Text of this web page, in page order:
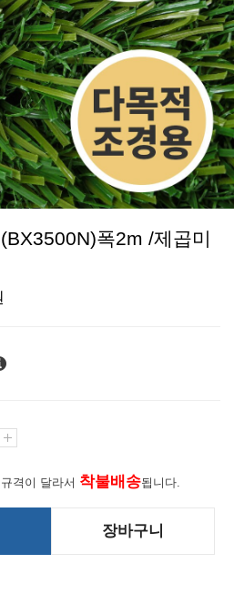
폭2m /제곱미
격이 달라서 착불배송됩니다.
장바구니